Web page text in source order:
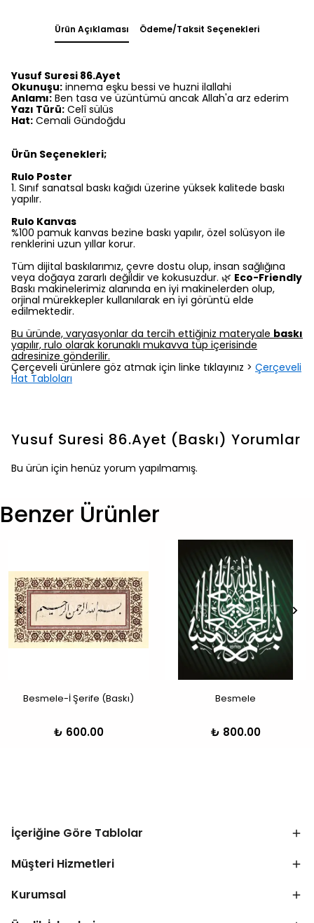
Ürün Açıklaması Ödeme/Taksit Seçenekleri
Yusuf Suresi 86.Ayet
Okunuşu: innema eşku bessi ve huzni ilallahi
Anlamı: Ben tasa ve üzüntümü ancak Allah'a arz ederim
Yazı Türü: Celî sülüs
Hat: Cemali Gündoğdu
Ürün Seçenekleri;
Rulo Poster
1.⁠ ⁠Sınıf sanatsal baskı kağıdı üzerine yüksek kalitede baskı
yapılır.
Rulo Kanvas
%100 pamuk kanvas bezine baskı yapılır, özel solüsyon ile
renklerini uzun yıllar korur.
Tüm dijital baskılarımız, çevre dostu olup, insan sağlığına
veya doğaya zararlı değildir ve kokusuzdur. 🌿 Eco-Friendly
Baskı makinelerimiz alanında en iyi makinelerden olup,
orjinal mürekkepler kullanılarak en iyi görüntü elde
edilmektedir.
Bu üründe, varyasyonlar da tercih ettiğiniz materyale baskı
yapılır, rulo olarak korunaklı mukavva tüp içerisinde
adresinize gönderilir.
Çerçeveli ürünlere göz atmak için linke tıklayınız > Çerçeveli
Hat Tabloları
Yusuf Suresi 86.Ayet (Baskı) Yorumlar
Bu ürün için henüz yorum yapılmamış.
Benzer Ürünler
Besmele-İ Şerife (Baskı)
₺ 600.00
Besmele
₺ 800.00
İçeriğine Göre Tablolar
Müşteri Hizmetleri
Kurumsal